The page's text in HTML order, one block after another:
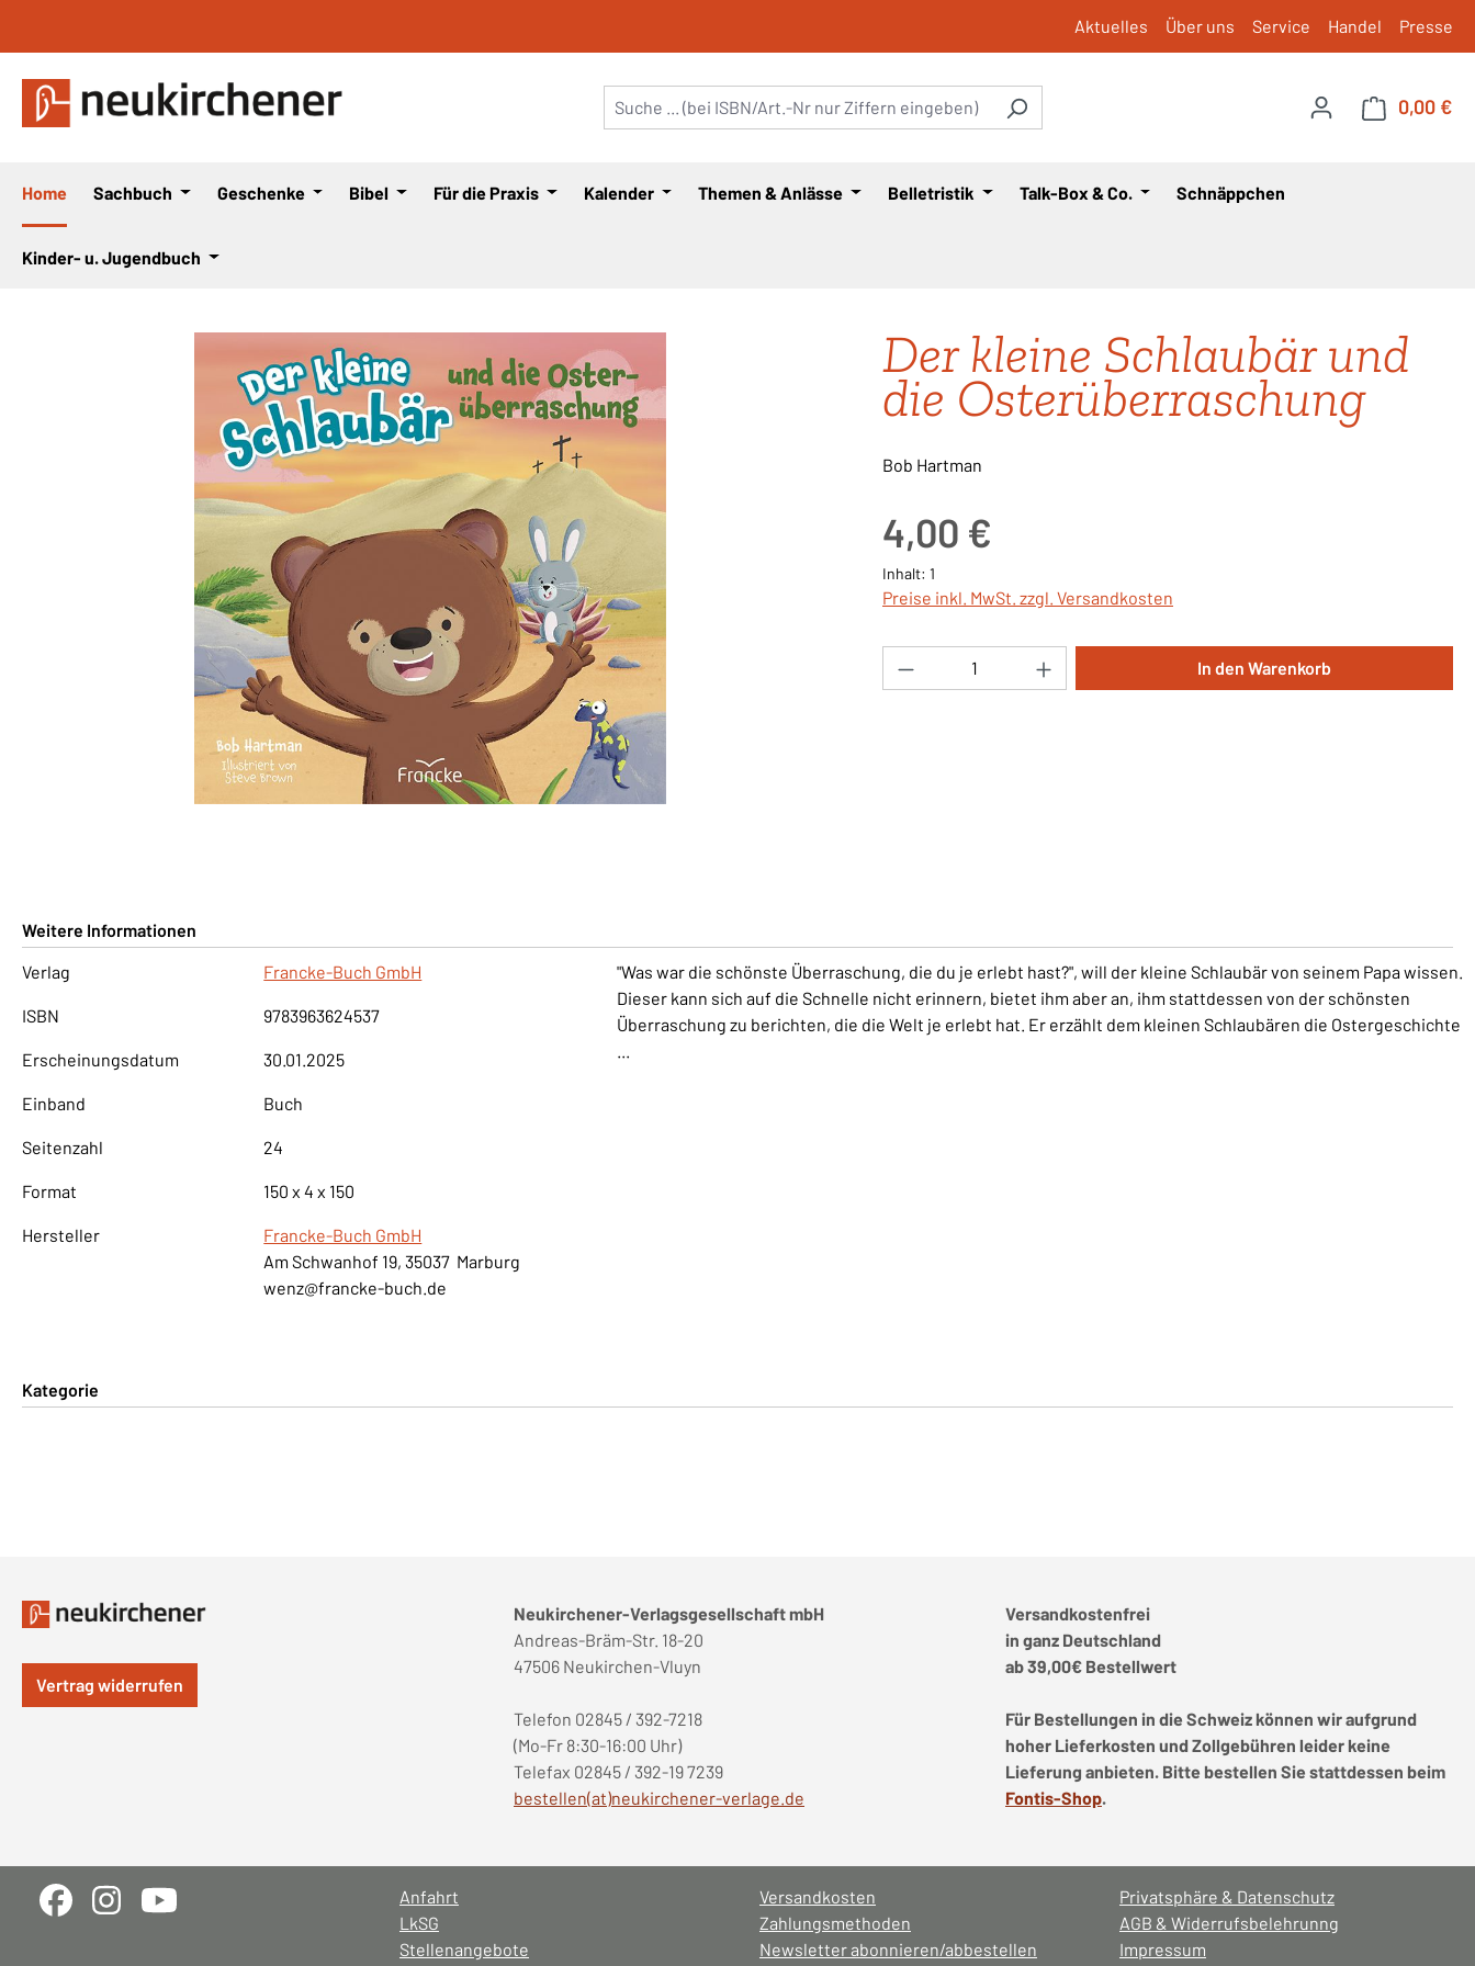
Aktuelles Über uns Service Handel Presse
0,00 €
Home Sachbuch Geschenke Bibel Für die Praxis Kalender Themen & Anlässe Belletristik Talk-Box & Co. Schnäppchen
Kinder- u. Jugendbuch
Der kleine Schlaubär und
die Osterüberraschung
Bob Hartman
4,00 €
Inhalt: 1
Preise inkl. MwSt. zzgl. Versandkosten
Produkt Anzahl: Gib den gewünschten Wert ein
In den Warenkorb
Weitere Informationen
Verlag
Francke-Buch GmbH
ISBN 9783963624537
Erscheinungsdatum 30.01.2025
Einband Buch
Seitenzahl 24
Format 150 x 4 x 150
Hersteller
Francke-Buch GmbH
Am Schwanhof 19, 35037 Marburg
wenz@francke-buch.de
"Was war die schönste Überraschung, die du je erlebt hast?", will der kleine Schlaubär von seinem Papa wissen.
Dieser kann sich auf die Schnelle nicht erinnern, bietet ihm aber an, ihm stattdessen von der schönsten
Überraschung zu berichten, die die Welt je erlebt hat. Er erzählt dem kleinen Schlaubären die Ostergeschichte
Kategorie
Vertrag widerrufen
Neukirchener-Verlagsgesellschaft mbH
Andreas-Bräm-Str. 18-20
47506 Neukirchen-Vluyn
Telefon 02845 / 392-7218
(Mo-Fr 8:30-16:00 Uhr)
Telefax 02845 / 392-19 7239
bestellen(at)neukirchener-verlage.de
Versandkostenfrei
in ganz Deutschland
ab 39,00€ Bestellwert
Für Bestellungen in die Schweiz können wir aufgrund
hoher Lieferkosten und Zollgebühren leider keine
Lieferung anbieten. Bitte bestellen Sie stattdessen beim
Fontis-Shop.
Anfahrt
LkSG
Stellenangebote
Versandkosten
Zahlungsmethoden
Newsletter abonnieren/abbestellen
Privatsphäre & Datenschutz
AGB & Widerrufsbelehrunng
Impressum